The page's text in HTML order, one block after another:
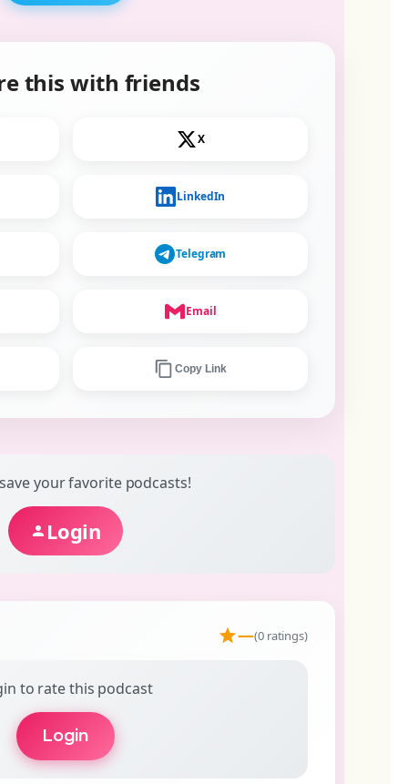
this with friends
X
LinkedIn
Telegram
Email
Copy Link
your favorite podcasts!
Login
—(0 ratings)
to rate this podcast
Login